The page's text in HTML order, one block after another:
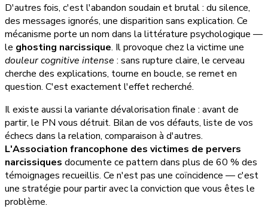
D'autres fois, c'est l'abandon soudain et brutal : du silence,
des messages ignorés, une disparition sans explication. Ce
mécanisme porte un nom dans la littérature psychologique —
le ghosting narcissique. Il provoque chez la victime une
douleur cognitive intense : sans rupture claire, le cerveau
cherche des explications, tourne en boucle, se remet en
question. C'est exactement l'effet recherché.
Il existe aussi la variante dévalorisation finale : avant de
partir, le PN vous détruit. Bilan de vos défauts, liste de vos
échecs dans la relation, comparaison à d'autres.
L'Association francophone des victimes de pervers
narcissiques documente ce pattern dans plus de 60 % des
témoignages recueillis. Ce n'est pas une coïncidence — c'est
une stratégie pour partir avec la conviction que vous êtes le
problème.